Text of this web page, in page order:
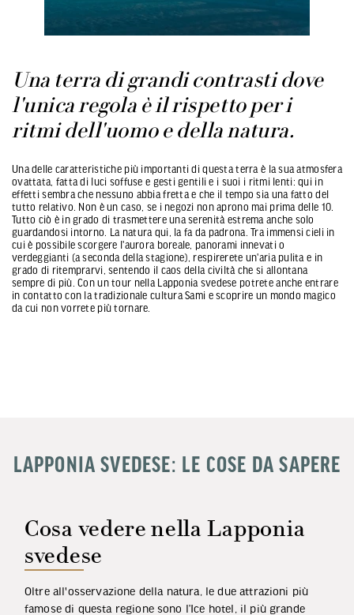
Una terra di grandi contrasti dove
l'unica regola è il rispetto per i
ritmi dell'uomo e della natura.
Una delle caratteristiche più importanti di questa terra è la sua atmosfera
ovattata, fatta di luci soffuse e gesti gentili e i suoi i ritmi lenti: qui in
effetti sembra che nessuno abbia fretta e che il tempo sia una fatto del
tutto relativo. Non è un caso, se i negozi non aprono mai prima delle 10.
Tutto ciò è in grado di trasmettere una serenità estrema anche solo
guardandosi intorno. La natura qui, la fa da padrona. Tra immensi cieli in
cui è possibile scorgere l'aurora boreale, panorami innevati o
verdeggianti (a seconda della stagione), respirerete un'aria pulita e in
grado di ritemprarvi, sentendo il caos della civiltà che si allontana
sempre di più. Con un tour nella Lapponia svedese potrete anche entrare
in contatto con la tradizionale cultura Sami e scoprire un mondo magico
da cui non vorrete più tornare.
LAPPONIA SVEDESE: LE COSE DA SAPERE
Cosa vedere nella Lapponia
svedese
Oltre all'osservazione della natura, le due attrazioni più
famose di questa regione sono l’Ice hotel, il più grande